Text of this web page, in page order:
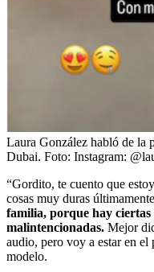
Laura González habló de la
Dubai. Foto: Instagram:
“Gordito, te cuento que
cosas muy duras
familia, porque hay ciertas
malintencionadas. Mejor
audio, pero voy a estar en
modelo.